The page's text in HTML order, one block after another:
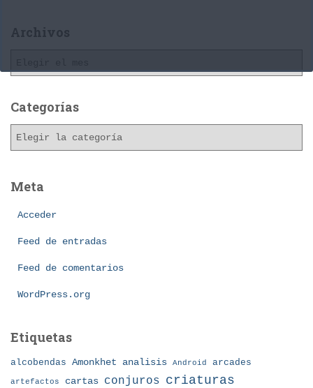
Archivos
r
h
o
Categorías
g
Meta
Acceder
Feed de entradas
Feed de comentarios
WordPress.org
Etiquetas
alcobendas Amonkhet analisis Android arcades
artefactos cartas conjuros criaturas